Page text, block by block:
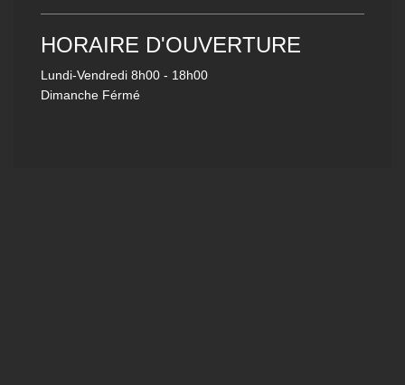
HORAIRE D'OUVERTURE
Lundi-Vendredi 8h00 - 18h00
Dimanche Férmé